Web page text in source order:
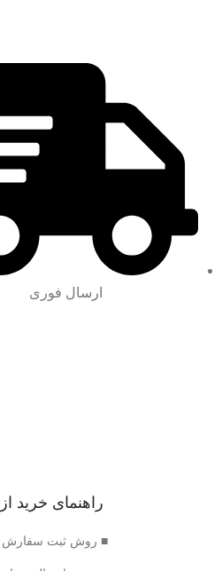
ارسال فوری
راهنمای خرید
■ روش ثبت سفارش